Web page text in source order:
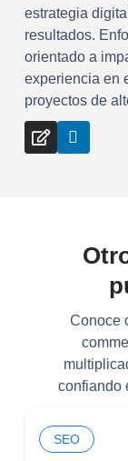
estrategia
resultados.
orientado a
experiencia en
proyectos de
Conoce
confiando
SEO